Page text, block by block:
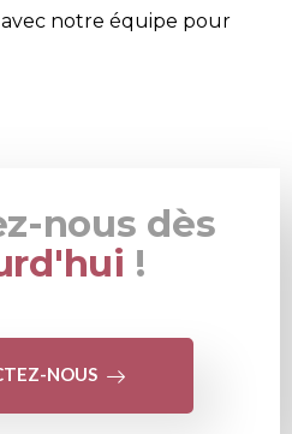
avec notre équipe pour
nous dès
!
NOUS